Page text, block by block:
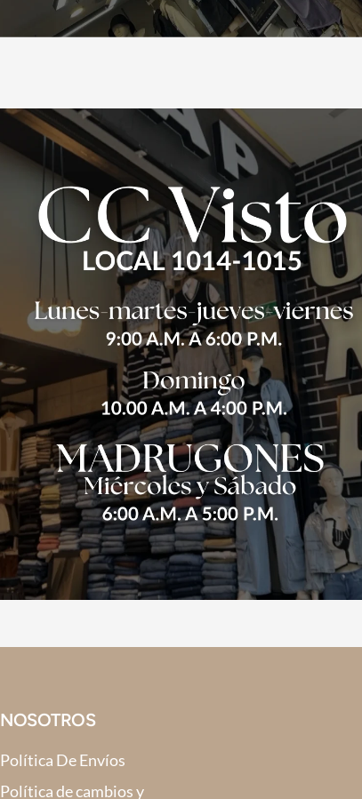
NOSOTROS
Política De Envíos
Política de cambios y